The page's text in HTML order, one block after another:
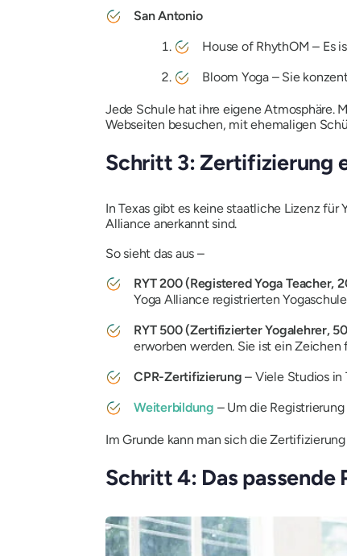
San Antonio
House of RhythOM – Es
Bloom Yoga– Sie
Jede Schule hat ihre eigene Atmosphäre.
Webseiten besuchen, mit ehemaligen
Schritt 3: Zertifizierung
In Texas gibt es keine staatliche Lizenz
Alliance anerkannt sind.
So sieht das aus –
RYT 200 (Registered Yoga Teacher,
Yoga Alliance registrierten
RYT 500 (Zertifizierter Yogalehrer,
erworben werden. Sie ist ein
CPR-Zertifizierung – Viele Studios in
Weiterbildung – Um die
Im Grunde kann man sich die
Schritt 4: Das passende